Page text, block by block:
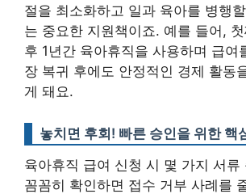
절을 최소화하고 일과 육아를 병행
는 중요한 지원책이죠. 예를 들어,
후 1년간 육아휴직을 사용하며 급여
장 복귀 후에도 안정적인 경제 활동
게 돼요.
놓치면 후회! 빠른 승인을 위한 핵
육아휴직 급여 신청 시 몇 가지 서류
꼼꼼히 확인하면 접수 거부 사례를